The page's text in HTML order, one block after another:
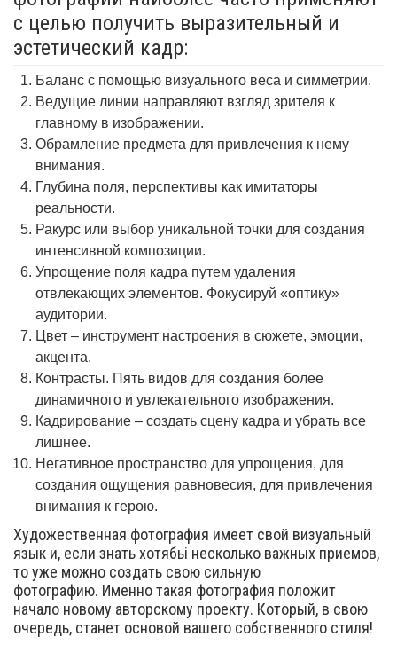
с целью получить выразительный и
эстетический кадр:
Баланс с помощью визуального веса и симметрии.
Ведущие линии направляют взгляд зрителя к
главному в изображении.
Обрамление предмета для привлечения к нему
внимания.
Глубина поля, перспективы как имитаторы
реальности.
Ракурс или выбор уникальной точки для создания
интенсивной композиции.
Упрощение поля кадра путем удаления
отвлекающих элементов. Фокусируй «оптику»
аудитории.
Цвет – инструмент настроения в сюжете, эмоции,
акцента.
Контрасты. Пять видов для создания более
динамичного и увлекательного изображения.
Кадрирование – создать сцену кадра и убрать все
лишнее.
Негативное пространство для упрощения, для
создания ощущения равновесия, для привлечения
внимания к герою.
Художественная фотография имеет свой визуальный
язык и, если знать хотябьі несколько важных приемов,
то уже можно создать свою сильную
фотографию. Именно такая фотография положит
начало новому авторскому проекту. Который, в свою
очередь, станет основой вашего собственного стиля!